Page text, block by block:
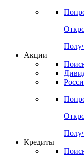
Акции
Кредиты